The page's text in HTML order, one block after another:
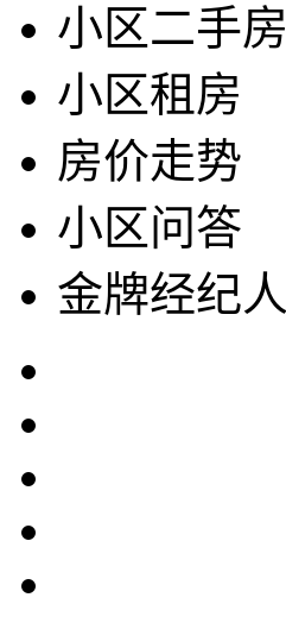
小区二手房
小区租房
房价走势
小区问答
金牌经纪人